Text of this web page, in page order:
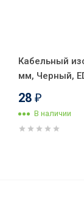
Кабельный
мм, Черный,
28 ₽
В наличии